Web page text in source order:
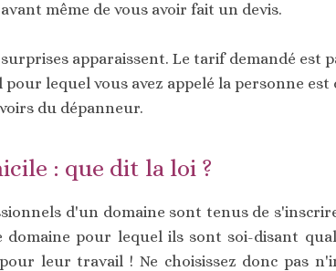
même de vous avoir fait un devis.
surprises apparaissent. Le tarif demandé
lequel vous avez appelé la personne
du dépanneur.
: que dit la loi ?
d'un domaine sont tenus de
domaine pour lequel ils sont soi-disant
leur travail ! Ne choisissez donc pas